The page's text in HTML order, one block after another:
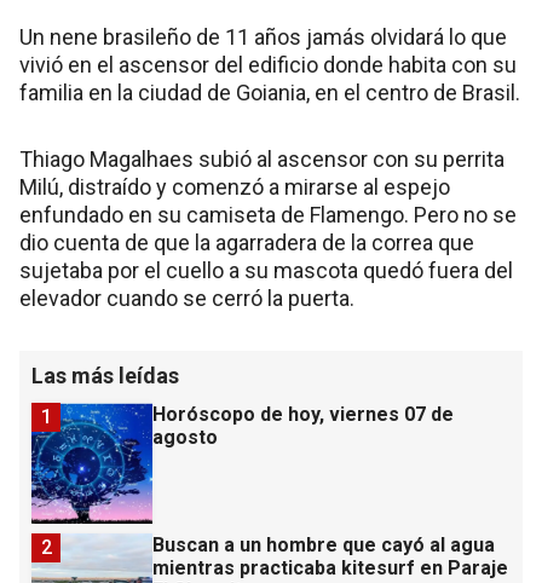
Un nene brasileño de 11 años jamás olvidará lo que
vivió en el ascensor del edificio donde habita con su
familia en la ciudad de Goiania, en el centro de Brasil.
Thiago Magalhaes subió al ascensor con su perrita
Milú, distraído y comenzó a mirarse al espejo
enfundado en su camiseta de Flamengo. Pero no se
dio cuenta de que la agarradera de la correa que
sujetaba por el cuello a su mascota quedó fuera del
elevador cuando se cerró la puerta.
Las más leídas
Horóscopo de hoy, viernes 07 de
agosto
1
Buscan a un hombre que cayó al agua
mientras practicaba kitesurf en Paraje
2